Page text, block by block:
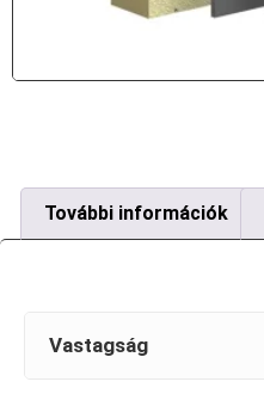
További információk
Vastagság